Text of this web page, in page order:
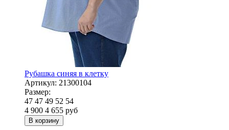
Рубашка синяя в клетку
Артикул: 21300104
Размер:
47 47 49 52 54
4 900 4 655 руб
В корзину